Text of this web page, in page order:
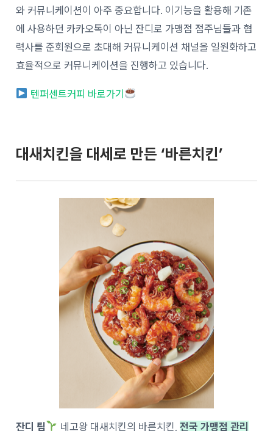
와 커뮤니케이션이 아주 중요합니다. 이기능을 활용해 기존
에 사용하던 카카오톡이 아닌 잔디로 가맹점 점주님들과 협
력사를 준회원으로 초대해 커뮤니케이션 채널을 일원화하고
효율적으로 커뮤니케이션을 진행하고 있습니다.
텐퍼센트커피 바로가기
대새치킨을 대세로 만든 ‘바른치킨’
잔디 팀 네고왕 대새치킨의 바른치킨, 전국 가맹점 관리